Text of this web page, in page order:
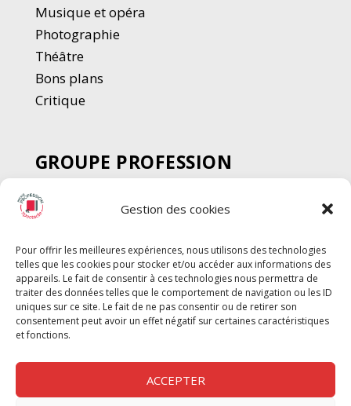
Gestion des cookies
Pour offrir les meilleures expériences, nous utilisons des technologies
telles que les cookies pour stocker et/ou accéder aux informations des
appareils. Le fait de consentir à ces technologies nous permettra de
traiter des données telles que le comportement de navigation ou les ID
uniques sur ce site. Le fait de ne pas consentir ou de retirer son
consentement peut avoir un effet négatif sur certaines caractéristiques
et fonctions.
ACCEPTER
Musique et opéra
Photographie
Théâtre
Bons plans
Critique
GROUPE PROFESSION
SPECTACLE
Chèque Intermittents
Chèque Compta
Chèque Emploi Spectacle
G-Pods
Profession Audio-visuel